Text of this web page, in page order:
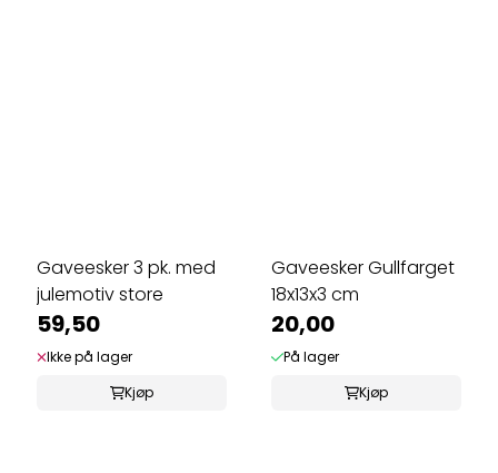
Gaveesker 3 pk. med
julemotiv store
59,50
Ikke på lager
Kjøp
Gaveesker Gullfarget
18x13x3 cm
20,00
På lager
Kjøp